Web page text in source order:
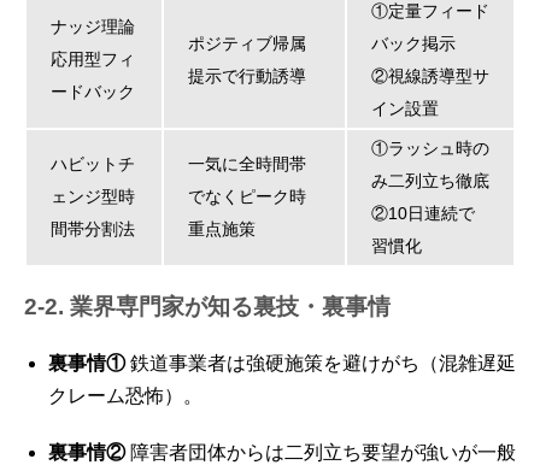
ナッジ理論
応用型フィ
ードバック
ポジティブ帰属
提示で行動誘導
①定量フィード
バック掲示
②視線誘導型サ
イン設置
ハビットチ
ェンジ型時
間帯分割法
一気に全時間帯
でなくピーク時
重点施策
①ラッシュ時の
み二列立ち徹底
②10日連続で
習慣化
2-2. 業界専門家が知る裏技・裏事情
裏事情①鉄道事業者は強硬施策を避けがち（混雑遅延
クレーム恐怖）。
裏事情②障害者団体からは二列立ち要望が強いが一般